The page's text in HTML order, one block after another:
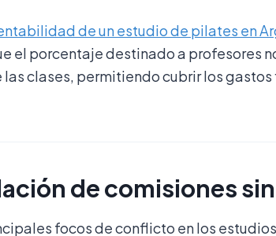
de un estudio de pilates en
el porcentaje destinado a profesores
clases, permitiendo cubrir los
de comisiones
focos de conflicto en los